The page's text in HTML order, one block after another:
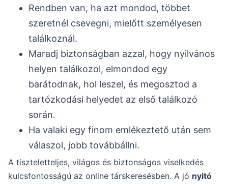
Rendben van, ha azt mondod, többet
szeretnél csevegni, mielőtt személyesen
találkoznál.
Maradj biztonságban azzal, hogy nyilvános
helyen találkozol, elmondod egy
barátodnak, hol leszel, és megosztod a
tartózkodási helyedet az első találkozó
során.
Ha valaki egy finom emlékeztető után sem
válaszol, jobb továbbállni.
A tiszteletteljes, világos és biztonságos viselkedés
kulcsfontosságú az online társkeresésben. A jó nyitó